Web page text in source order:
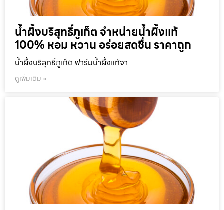
น้ำผึ้งบริสุทธิ์ภูเก็ต จำหน่ายน้ำผึ้งแท้
100% หอม หวาน อร่อยสดชื่น ราคาถูก
น้ำผึ้งบริสุทธิ์ภูเก็ต ฟาร์มน้ำผึ้งแท้จา
ดูเพิ่มเติม »